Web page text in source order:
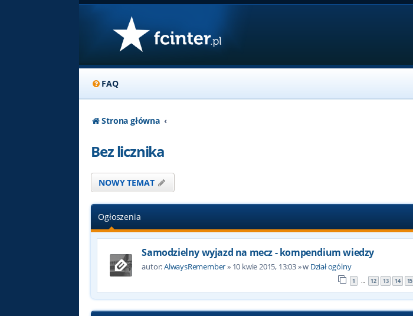
FAQ
Strona główna
Bez licznika
NOWY TEMAT
Ogłoszenia
Samodzielny wyjazd na mecz - kompendium wiedzy
autor:AlwaysRemember» 10 kwie 2015, 13:03» w Dział ogólny
1 … 12 13 14 15